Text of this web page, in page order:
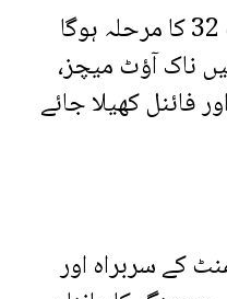
اس طرح پہلی بار راؤنڈ آف 32 کا مرحلہ ہوگا
ناک آؤٹ میچز،
فائنل کھیلا جائے
کے سربراہ اور